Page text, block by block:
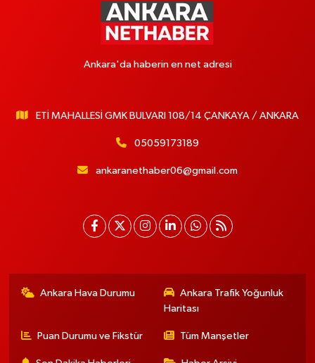
Ankara'da haberin en net adresi
ETİ MAHALLESİ GMK BULVARI 108/14 ÇANKAYA / ANKARA
05059173189
ankaranethaber06@gmail.com
Ankara Hava Durumu
Ankara Trafik Yoğunluk
Haritası
Puan Durumu ve Fikstür Tüm Manşetler